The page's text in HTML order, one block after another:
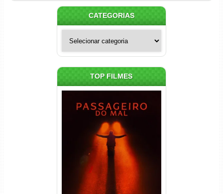
CATEGORIAS
TOP FILMES
Passageiro do Mal Torrent
(2026) WEB-DL 1080p Dual
Áudio